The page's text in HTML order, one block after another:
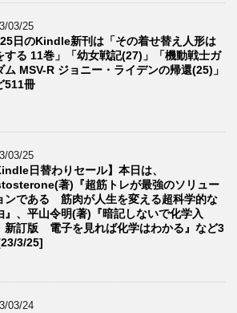
03/25
日のKindle新刊は「その着せ替え人形は
する 11巻」「幼女戦記(27)」「機動戦士ガ
ム MSV-R ジョニー・ライデンの帰還(25)」
511冊
03/25
日替わりセール】本日は、
著)『超筋トレが最強のソリュー
ンである 筋肉が人生を変える超科学的な
』、平山令明(著)『暗記しないで化学入
訂版 電子を見れば化学はわかる』など3
3/25]
03/24